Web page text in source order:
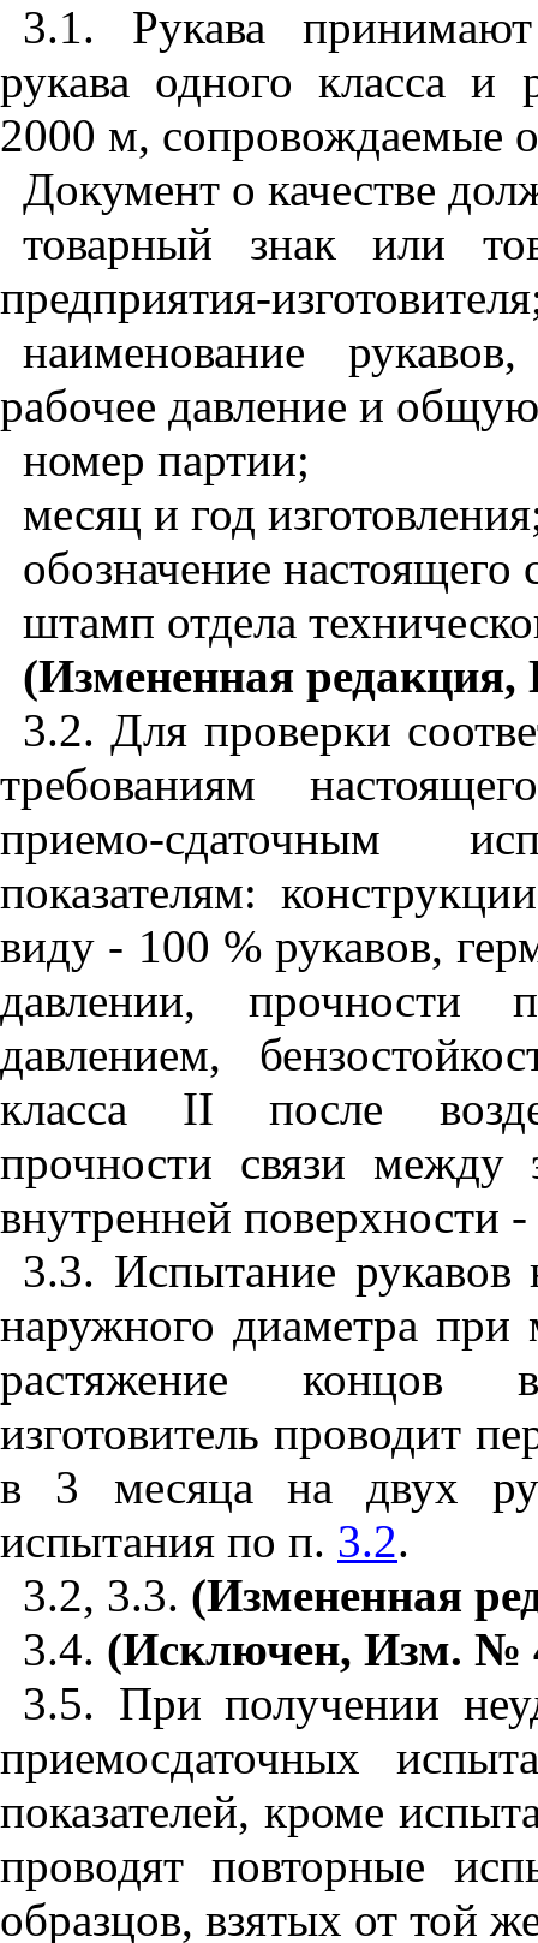
3.1. Рукава
рукава одного класса и
2000 м, сопровождаемые
Документ о качестве
товарный знак или
предприятия-
наименование
рабочее давление и
номер партии;
месяц и год
обозначение настоящего
штамп отдела
(Измененная
3.2. Для проверки
требованиям
приемо-сдаточным
показателям:
виду - 100 % рукавов,
давлении, прочности
давлением,
класса II после
прочности связи между
внутренней поверхности
3.3. Испытание рукавов
наружного диаметра при
растяжение концов
изготовитель проводит
в 3 месяца на двух
испытания по п. 3.2.
3.2, 3.3. (Измененная
3.4. (Исключен, Изм. №
3.5. При получении
приемосдаточных
показателей, кроме
проводят повторные
образцов, взятых от той